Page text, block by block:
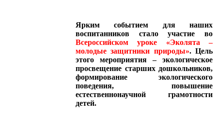
Ярким событием для наших
воспитанников стало участие во
Всероссийском уроке «Эколята –
молодые защитники природы». Цель
этого мероприятия – экологическое
просвещение старших дошкольников,
формирование экологического
поведения, повышение
естественнонаучной грамотности
детей.